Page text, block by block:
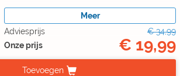
Meer
Adviesprijs
€ 34,99
Onze prijs
€ 19,99
Toevoegen